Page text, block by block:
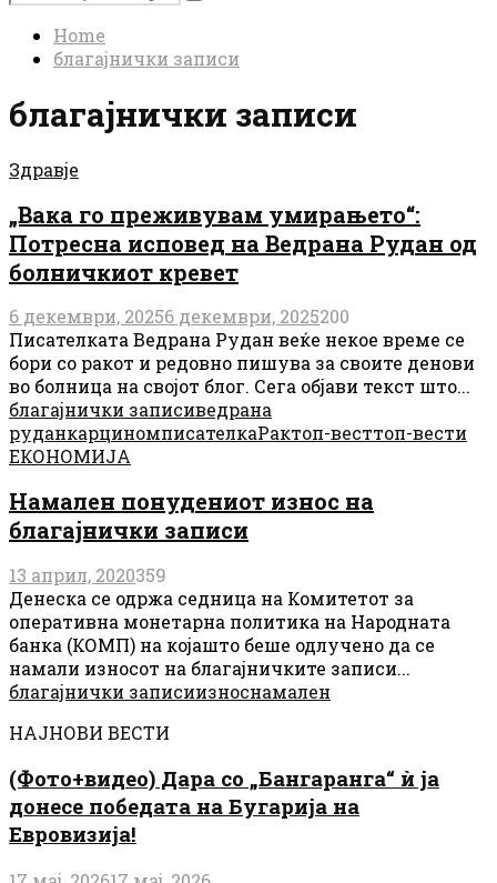
for:
Search
Home
благајнички записи
благајнички записи
Здравје
„Вака го преживувам умирањето“:
Потресна исповед на Ведрана Рудан од
болничкиот кревет
6 декември, 20256 декември, 2025200
Писателката Ведрана Рудан веќе некое време се
бори со ракот и редовно пишува за своите денови
во болница на својот блог. Сега објави текст што...
благајнички записиведрана
руданкарциномписателкаРактоп-весттоп-вести
ЕКОНОМИЈА
Намален понудениот износ на
благајнички записи
13 април, 2020359
Денеска се одржа седница на Комитетот за
оперативна монетарна политика на Народната
банка (КОМП) на којашто беше одлучено да се
намали износот на благајничките записи...
благајнички записиизноснамален
НАЈНОВИ ВЕСТИ
(Фото+видео) Дара со „Бангаранга“ ѝ ја
донесе победата на Бугарија на
Евровизија!